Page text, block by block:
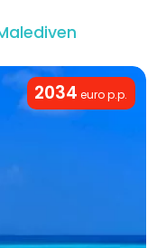
2034 euro p.p.